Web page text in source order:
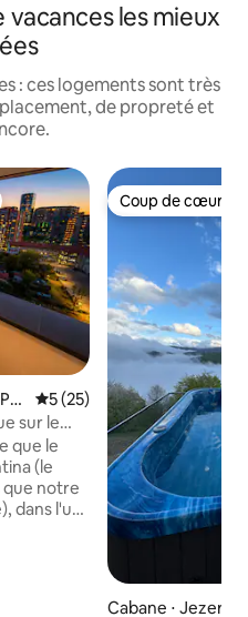
vacances les mieux
: ces logements sont très
de propreté et
plus appréciés
Évaluation moyenne sur la
5 (25)
sur le
Hotel
que le
(le
que notre
dans l'un
Coup de cœur
Coup de cœur
Cabane ⋅ Jezerc